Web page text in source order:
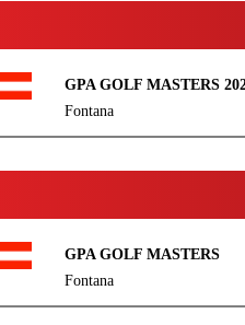
GPA GOLF MASTERS
Fontana
GPA GOLF MASTERS
Fontana